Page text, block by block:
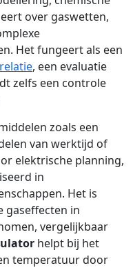
over gaswetten,
Het fungeert als een
, een evaluatie
zelfs een controle
zoals een
van werktijd of
elektrische planning,
in
Het is
gaseffecten in
vergelijkbaar
helpt bij het
temperatuur door